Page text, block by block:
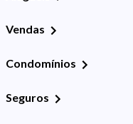
Vendas
Condomínios
Seguros